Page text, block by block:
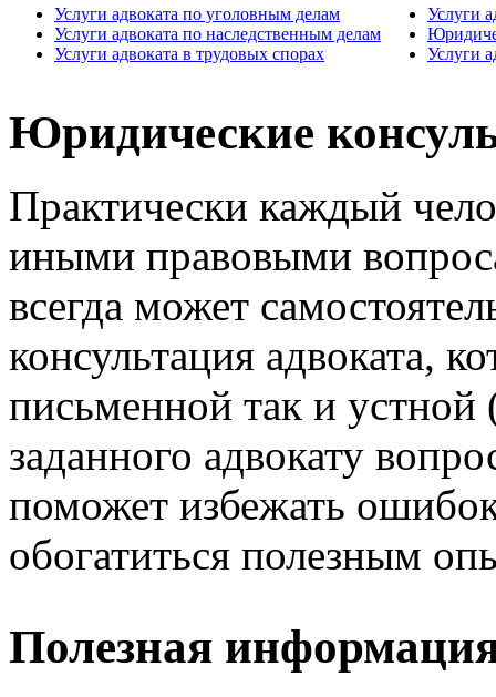
Услуги адвоката по уголовным делам
Услуги адвоката по наследственным делам
Услуги адвоката в трудовых спорах
Услуги
Услуги
Юридические
Практически каждый
иными правовыми
всегда может
консультация адвоката,
письменной так и устной
заданного адвокату
поможет избежать
обогатиться полезным
Полезная